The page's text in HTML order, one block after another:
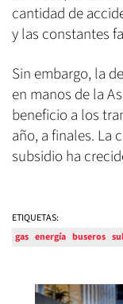
cantidad de
y las constantes
Sin embargo, la
en manos de la
beneficio a los
año, a finales. La
subsidio ha
ETIQUETAS:
gas energía buseros